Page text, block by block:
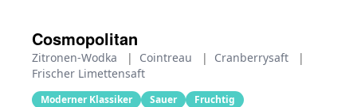
Cosmopolitan
Zitronen-Wodka | Cointreau | Cranberrysaft
|
Frischer Limettensaft
Moderner Klassiker Sauer Fruchtig